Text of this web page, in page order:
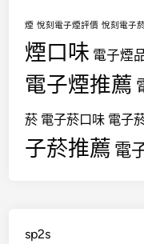
煙 悅刻電子煙評價 悅刻電子
煙口味 電子煙
電子煙推薦
菸 電子菸口味 電子
子菸推薦 電
sp2s